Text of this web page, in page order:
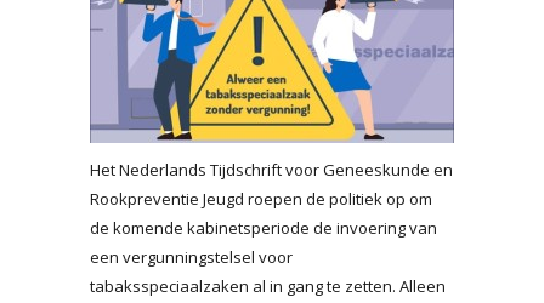
Het Nederlands Tijdschrift voor Geneeskunde en
Rookpreventie Jeugd roepen de politiek op om
de komende kabinetsperiode de invoering van
een vergunningstelsel voor
tabaksspeciaalzaken al in gang te zetten. Alleen